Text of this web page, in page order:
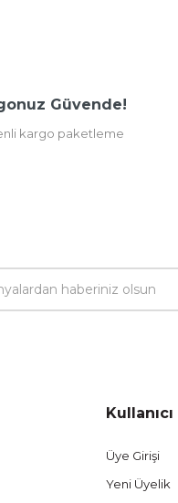
Güvende!
kargo paketleme
Üye Girişi
Yeni Üyelik